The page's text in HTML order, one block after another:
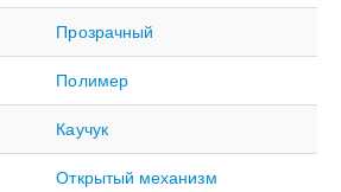
Прозрачный
Полимер
Каучук
Открытый механизм